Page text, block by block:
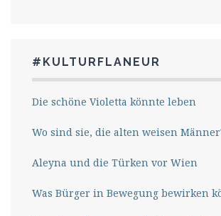
#KULTURFLANEUR
Die schöne Violetta könnte leben
Wo sind sie, die alten weisen
Aleyna und die Türken vor Wien
Was Bürger in Bewegung bewirken